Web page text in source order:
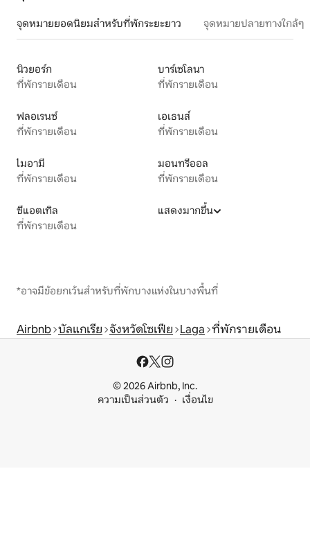
จุดหมายยอดนิยมสำหรับที่พักระยะยาว จุดหมายปลายทางใกล้ๆ
นิวยอร์ก
ที่พักรายเดือน
บาร์เซโลนา
ที่พักรายเดือน
ฟลอเรนซ์
ที่พักรายเดือน
เอเธนส์
ที่พักรายเดือน
ไมอามี
ที่พักรายเดือน
มอนทรีออล
ที่พักรายเดือน
ซีแอตเทิล
ที่พักรายเดือน
แสดงมากขึ้น
*อาจมีข้อยกเว้นสำหรับที่พักบางแห่งในบางพื้นที่
Airbnb บัลแกเรีย จังหวัดโซเฟีย Laga ที่พักรายเดือน
© 2026 Airbnb, Inc.
ความเป็นส่วนตัว
เงื่อนไข